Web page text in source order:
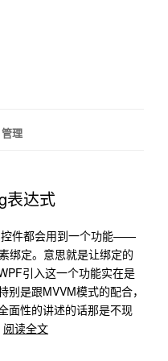
管理
达式
控件都会用到一个功能——
绑定。意思就是让绑定的
引入这一个功能实在是
是跟MVVM模式的配合，
面性的讲述的话那是不现
阅读全文